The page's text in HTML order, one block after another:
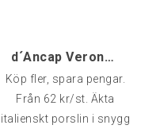
d´Ancap Verona Cappuccino - 1 st
Köp fler, spara pengar.
Från 62 kr/st. Äkta
italienskt porslin i snygg